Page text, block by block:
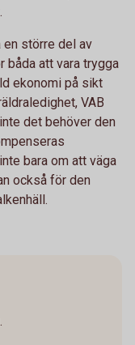
en större del av
båda att vara trygga
ekonomi på sikt
VAB
det behöver den
bara om att väga
också för den